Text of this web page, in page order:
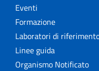
Eventi
Formazione
Laboratori di
Linee guida
Organismo Notificato